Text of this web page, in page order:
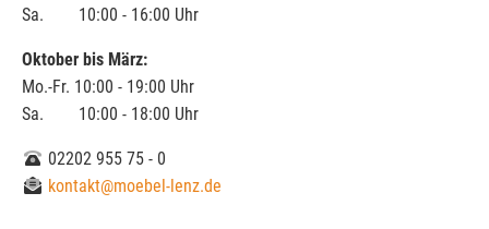
Sa. 10:00 - 16:00 Uhr
Oktober bis März:
Mo.-Fr. 10:00 - 19:00 Uhr
Sa. 10:00 - 18:00 Uhr
02202 955 75 - 0
kontakt@moebel-lenz.de